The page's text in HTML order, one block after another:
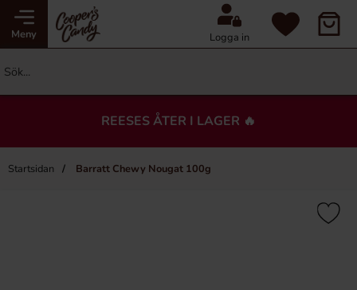
Meny Logga in
REESES ÅTER I LAGER 🔥
Startsidan Barratt Chewy Nougat 100g